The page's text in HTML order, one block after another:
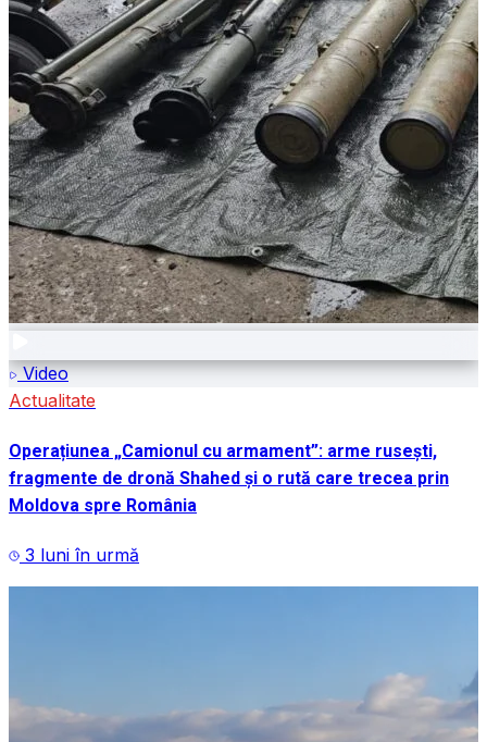
Video
Actualitate
Operațiunea „Camionul cu armament”: arme rusești,
fragmente de dronă Shahed și o rută care trecea prin
Moldova spre România
3 luni în urmă